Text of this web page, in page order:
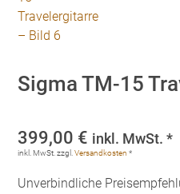
Sigma TM-15
399,00 € inkl. MwSt. *
inkl. MwSt. zzgl.Versandkosten *
Unverbindliche